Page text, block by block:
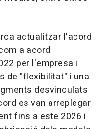
actualitzar l'acord
a acord
per l'empresa i
de "flexibilitat" i una
desvinculats
es van arreplegar
fins a este 2026 i